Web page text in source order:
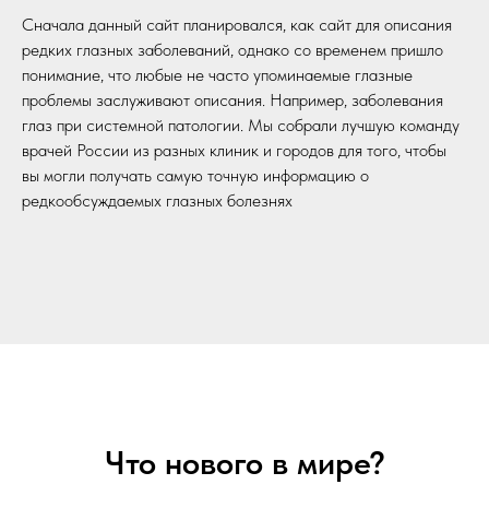
Сначала данный сайт планировался, как сайт для описания
редких глазных заболеваний, однако со временем пришло
понимание, что любые не часто упоминаемые глазные
проблемы заслуживают описания. Например, заболевания
глаз при системной патологии. Мы собрали лучшую команду
врачей России из разных клиник и городов для того, чтобы
вы могли получать самую точную информацию о
редкообсуждаемых глазных болезнях
Что нового в мире?